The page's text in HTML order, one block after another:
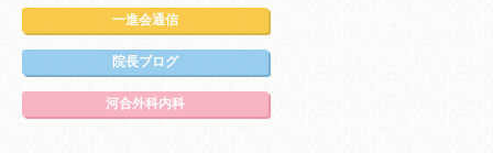
一進会通信
院長ブログ
河合外科内科